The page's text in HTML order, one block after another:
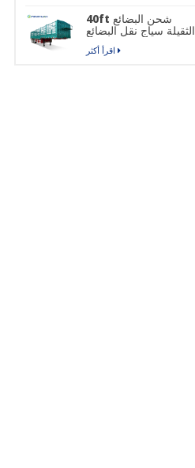
40ft شحن البضائع
الثقيلة سياج نقل البضائع
نصف مقطورة
اقرأ أكثر